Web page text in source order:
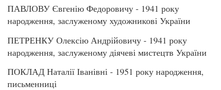
ПАВЛОВУ Євгенію Федоровичу - 1941 року
народження, заслуженому художникові України
ПЕТРЕНКУ Олексію Андрійовичу - 1941 року
народження, заслуженому діячеві мистецтв України
ПОКЛАД Наталії Іванівні - 1951 року народження,
письменниці